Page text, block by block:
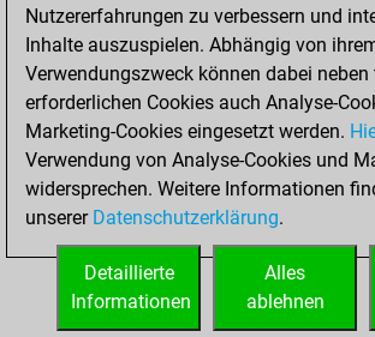
Bauer setzt Matt
Erstickte Matts
Unterverwandlungen
Türme auf der siebten
STARTSEITE
Nutzererfahrungen zu verbessern und
Inhalte auszuspielen. Abhängig von
Verwendungszweck können dabei neben
erforderlichen Cookies auch Analyse-
Marketing-Cookies eingesetzt werden.
Verwendung von Analyse-Cookies und
widersprechen. Weitere Informationen
unserer Datenschutzerklärung.
Alles
ablehnen
Detaillierte
Informationen